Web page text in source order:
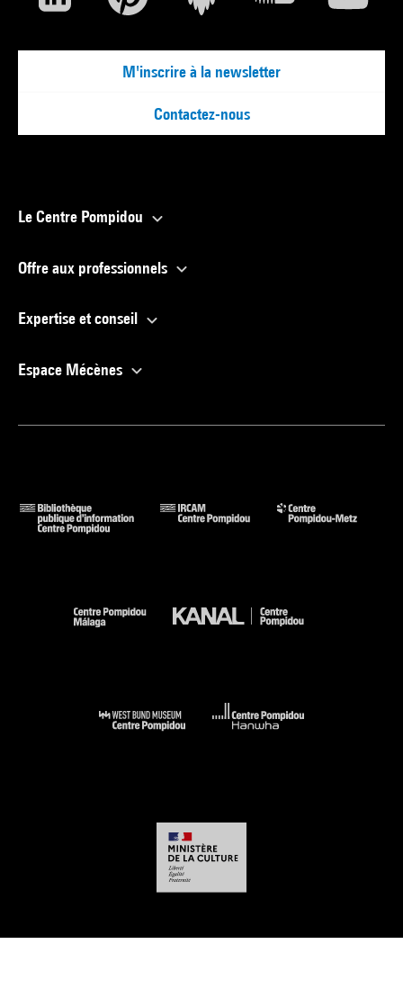
M'inscrire à la newsletter
Contactez-nous
Le Centre Pompidou
Offre aux professionnels
Expertise et conseil
Espace Mécènes